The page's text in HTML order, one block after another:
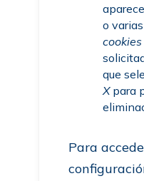
o
cookies
que
Xpara
Para